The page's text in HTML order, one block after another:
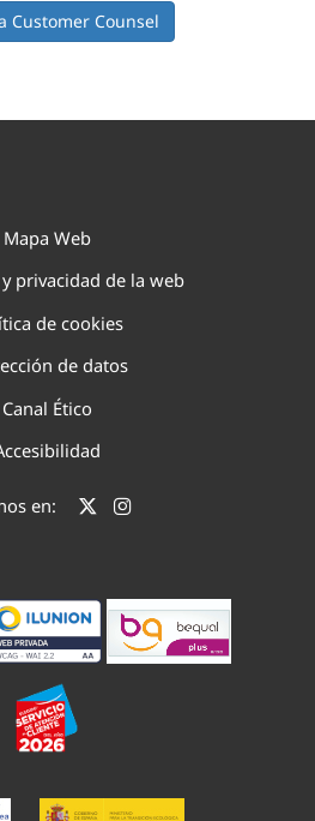
Customer Counsel
Mapa Web
privacidad de la web
de cookies
de datos
Canal Ético
en: